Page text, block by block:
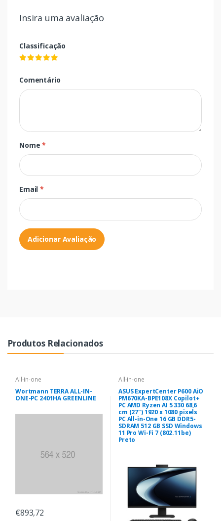
Insira uma avaliação
Classificação
Comentário
Nome*
Email*
Adicionar Avaliação
Produtos Relacionados
All-in-one
Wortmann TERRA ALL-IN-
ONE-PC 2401HA GREENLINE
€893,72
All-in-one
ASUS ExpertCenter P600 AiO
PM670KA-BPE108X Copilot+
PC AMD Ryzen AI 5 330 68,6
cm (27") 1920 x 1080 pixels
PC All-in-One 16 GB DDR5-
SDRAM 512 GB SSD Windows
11 Pro Wi-Fi 7 (802.11be)
Preto